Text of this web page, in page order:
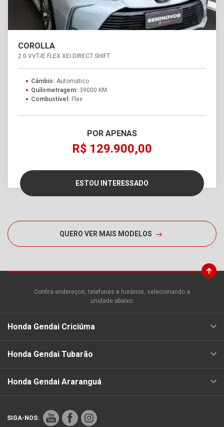
COROLLA
2.0 VVT-IE FLEX XEI DIRECT SHIFT
Câmbio: Automatico
Quilometragem: 39000 KM
Combustível: Flex
POR APENAS
R$ 129.900,00
ESTOU INTERESSADO
QUERO VER MAIS MODELOS
Confira endereços, telefones e horários, selecionando a
unidade abaixo:
Honda Gendai Criciúma
Honda Gendai Tubarão
Honda Gendai Araranguá
SIGA-NOS: